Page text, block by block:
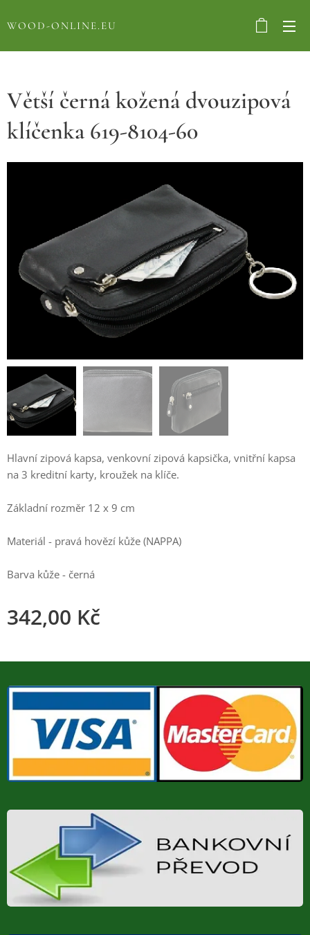
WOOD-ONLINE.EU
Větší černá kožená dvouzipová
klíčenka 619-8104-60
Hlavní zipová kapsa, venkovní zipová kapsička, vnitřní kapsa
na 3 kreditní karty, kroužek na klíče.
Základní rozměr 12 x 9 cm
Materiál - pravá hovězí kůže (NAPPA)
Barva kůže - černá
342,00 Kč